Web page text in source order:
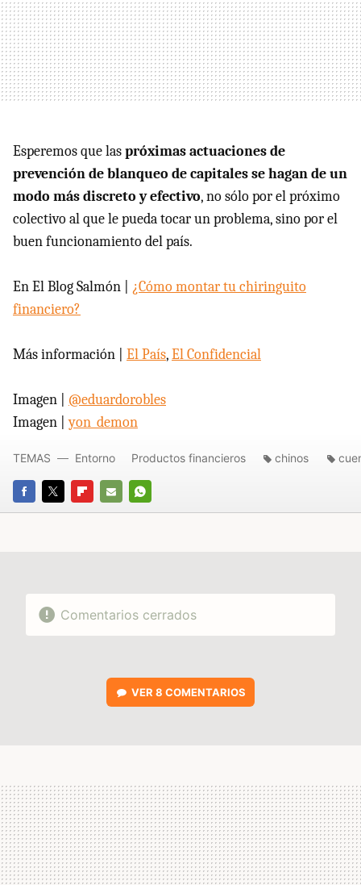
Esperemos que laspróximas actuaciones de
prevención de blanqueo de capitales se hagan de un
modo más discreto y efectivo, no sólo por el próximo
colectivo al que le pueda tocar un problema, sino por el
buen funcionamiento del país.
En El Blog Salmón | ¿Cómo montar tu chiringuito
financiero?
Más información | El País,El Confidencial
Imagen | @eduardorobles
Imagen |yon_demon
FACEBOOK
TWITTERFLIPBOARD
E-
WHATSAPP
TEMAS Entorno Productos financieros chinos
Comentarios cerrados
VER 8 COMENTARIOS